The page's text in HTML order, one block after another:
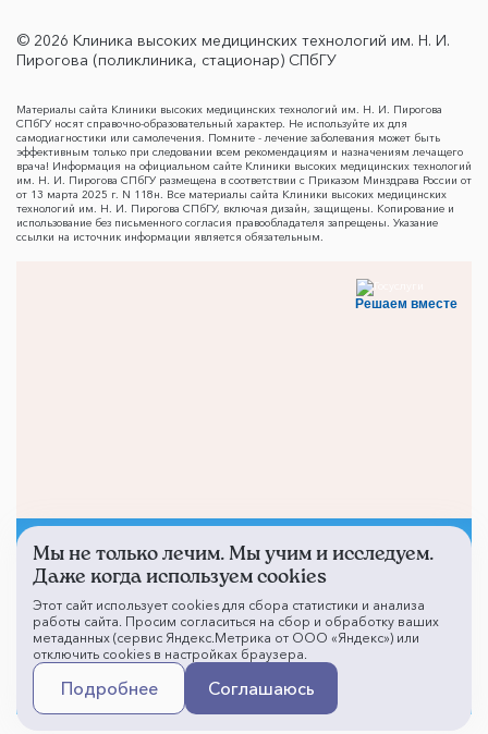
© 2026 Клиника высоких медицинских технологий им. Н. И.
Пирогова (поликлиника, стационар) СПбГУ
Материалы сайта Клиники высоких медицинских технологий им. Н. И. Пирогова
СПбГУ носят справочно-образовательный характер. Не используйте их для
самодиагностики или самолечения. Помните - лечение заболевания может быть
эффективным только при следовании всем рекомендациям и назначениям лечащего
врача! Информация на официальном сайте Клиники высоких медицинских технологий
им. Н. И. Пирогова СПбГУ размещена в соответствии с Приказом Минздрава России от
от 13 марта 2025 г. N 118н. Все материалы сайта Клиники высоких медицинских
технологий им. Н. И. Пирогова СПбГУ, включая дизайн, защищены. Копирование и
использование без письменного согласия правообладателя запрещены. Указание
ссылки на источник информации является обязательным.
Решаем вместе
Не смогли записаться к
врачу?
Написать о проблеме
Мы не только лечим. Мы учим и исследуем.
Даже когда используем cookies
Этот сайт использует cookies для сбора статистики и анализа
работы сайта. Просим согласиться на сбор и обработку ваших
метаданных (сервис Яндекс.Метрика от ООО «Яндекс») или
отключить cookies в настройках браузера.
Подробнее Соглашаюсь